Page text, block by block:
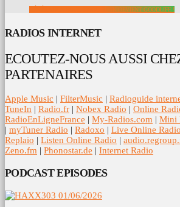
GÉNÉRATION SOUL DISCO FUNK DEVIENT GOODLIFE !
RADIOS INTERNET
ECOUTEZ-NOUS AUSSI
PARTENAIRES
Apple Music | FilterMusic | Radioguide
TuneIn | Radio.fr | Nobex Radio | Online
RadioEnLigneFrance | My-Radios.com | Mini
| myTuner Radio | Radoxo | Live Online Radio
Replaio | Listen Online Radio |
Zeno.fm | Phonostar.de | Internet Radio
PODCAST EPISODES